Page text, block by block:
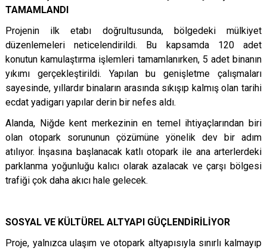
TAMAMLANDI
Projenin ilk etabı doğrultusunda, bölgedeki mülkiyet
düzenlemeleri neticelendirildi. Bu kapsamda 120 adet
konutun kamulaştırma işlemleri tamamlanırken, 5 adet binanın
yıkımı gerçekleştirildi.
Yapılan bu genişletme çalışmaları
sayesinde, yıllardır binaların arasında sıkışıp kalmış olan tarihi
ecdat yadigarı yapılar derin bir nefes aldı.
Alanda, Niğde kent merkezinin en temel ihtiyaçlarından biri
olan otopark sorununun çözümüne yönelik dev bir adım
atılıyor. İnşasına başlanacak katlı otopark ile ana arterlerdeki
parklanma yoğunluğu kalıcı olarak azalacak ve çarşı bölgesi
trafiği çok daha akıcı hale gelecek.
SOSYAL VE KÜLTÜREL ALTYAPI GÜÇLENDİRİLİYOR
Proje, yalnızca ulaşım ve otopark altyapısıyla sınırlı kalmayıp